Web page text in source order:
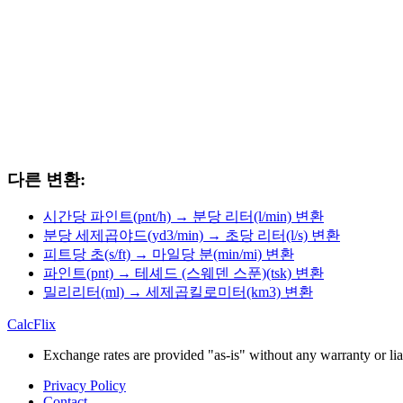
다른 변환:
시간당 파인트(pnt/h) → 분당 리터(l/min) 변환
분당 세제곱야드(yd3/min) → 초당 리터(l/s) 변환
피트당 초(s/ft) → 마일당 분(min/mi) 변환
파인트(pnt) → 테셰드 (스웨덴 스푼)(tsk) 변환
밀리리터(ml) → 세제곱킬로미터(km3) 변환
CalcFlix
Exchange rates are provided "as-is" without any warranty or
Privacy Policy